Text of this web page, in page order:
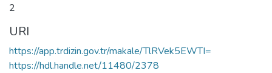
2
URI
https://app.trdizin.gov.tr/makale/TlRVek5EWTI=
https://hdl.handle.net/11480/2378